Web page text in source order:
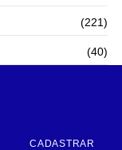
(221)
(40)
CADASTRAR